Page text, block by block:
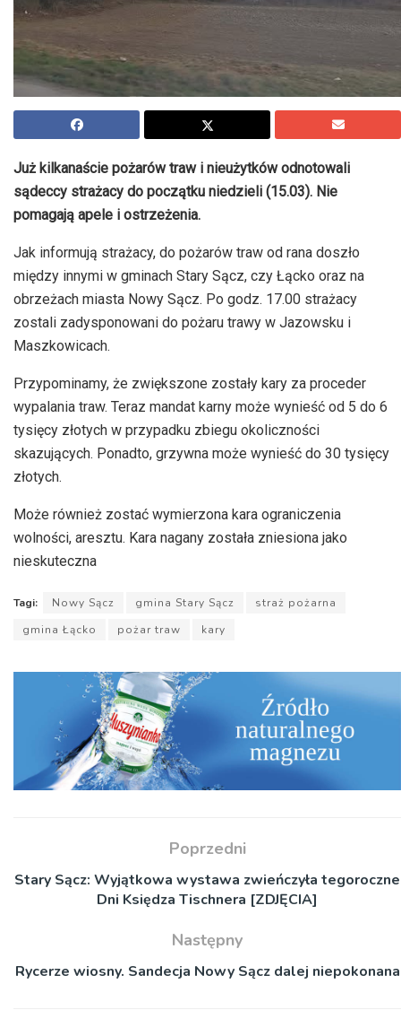
Już kilkanaście pożarów traw i nieużytków odnotowali
sądeccy strażacy do początku niedzieli (15.03). Nie
pomagają apele i ostrzeżenia.
Jak informują strażacy, do pożarów traw od rana doszło
między innymi w gminach Stary Sącz, czy Łącko oraz na
obrzeżach miasta Nowy Sącz. Po godz. 17.00 strażacy
zostali zadysponowani do pożaru trawy w Jazowsku i
Maszkowicach.
Przypominamy, że zwiększone zostały kary za proceder
wypalania traw. Teraz mandat karny może wynieść od 5 do 6
tysięcy złotych w przypadku zbiegu okoliczności
skazujących. Ponadto, grzywna może wynieść do 30 tysięcy
złotych.
Może również zostać wymierzona kara ograniczenia
wolności, aresztu. Kara nagany została zniesiona jako
nieskuteczna
Tagi: Nowy Sącz gmina Stary Sącz
straż pożarna
gmina Łącko
pożar traw kary
Poprzedni
Stary Sącz: Wyjątkowa wystawa zwieńczyła tegoroczne
Dni Księdza Tischnera [ZDJĘCIA]
Następny
Rycerze wiosny. Sandecja Nowy Sącz dalej niepokonana